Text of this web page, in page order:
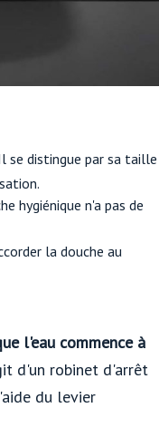
se distingue par sa taille
hygiénique n'a pas de
la douche au
l'eau commence à
d'un robinet d'arrêt
du levier